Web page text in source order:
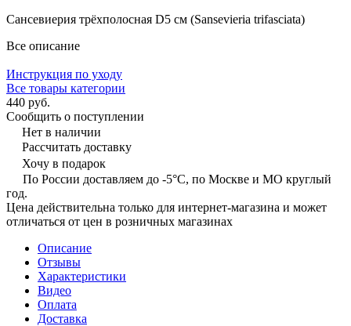
Сансевиерия трёхполосная D5 см (Sansevieria trifasciata)
Все описание
Инструкция по уходу
Все товары категории
440 руб.
Сообщить о поступлении
Нет в наличии
Рассчитать доставку
Хочу в подарок
По России доставляем до -5°C, по Москве и МО круглый
год.
Цена действительна только для интернет-магазина и может
отличаться от цен в розничных магазинах
Описание
Отзывы
Характеристики
Видео
Оплата
Доставка